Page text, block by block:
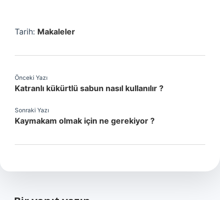
Tarih: Makaleler
Önceki Yazı
Katranlı kükürtlü sabun nasıl kullanılır ?
Sonraki Yazı
Kaymakam olmak için ne gerekiyor ?